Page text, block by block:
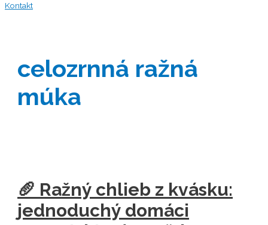
Kontakt
celozrnná ražná
múka
🥖 Ražný chlieb z kvásku:
jednoduchý domáci